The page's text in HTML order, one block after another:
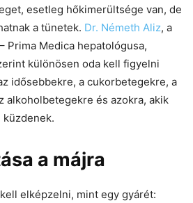
esetleg hőkimerültsége van, de
a tünetek. Dr. Németh Aliz, a
Prima Medica hepatológusa,
különösen oda kell figyelni
idősebbekre, a cukorbetegekre, a
alkoholbetegekre és azokra, akik
a májra
elképzelni, mint egy gyárét: